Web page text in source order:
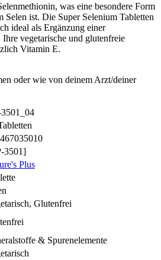
was eine besondere Form
Selen ist. Die Super Selenium Tabletten
ideal als Ergänzung einer
vegetarische und glutenfreie
Vitamin E.
oder wie von deinem Arzt/deiner
3501]
Plus
Glutenfrei
& Spurenelemente